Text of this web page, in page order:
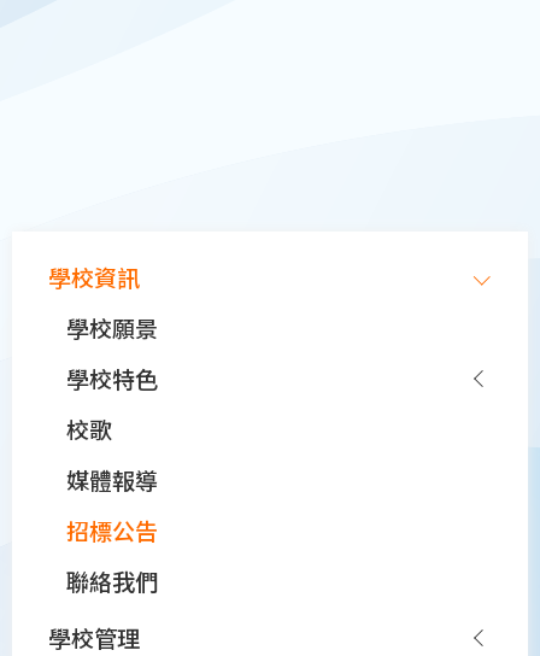
Main
navigation
學校資訊
學校願景
學校特色
校歌
媒體報導
招標公告
聯絡我們
學校管理